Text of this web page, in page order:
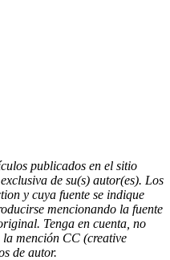
publicados en el sitio
de su(s) autor(es). Los
y cuya fuente se indique
mencionando la fuente
Tenga en cuenta, no
la mención CC (creative
de autor.